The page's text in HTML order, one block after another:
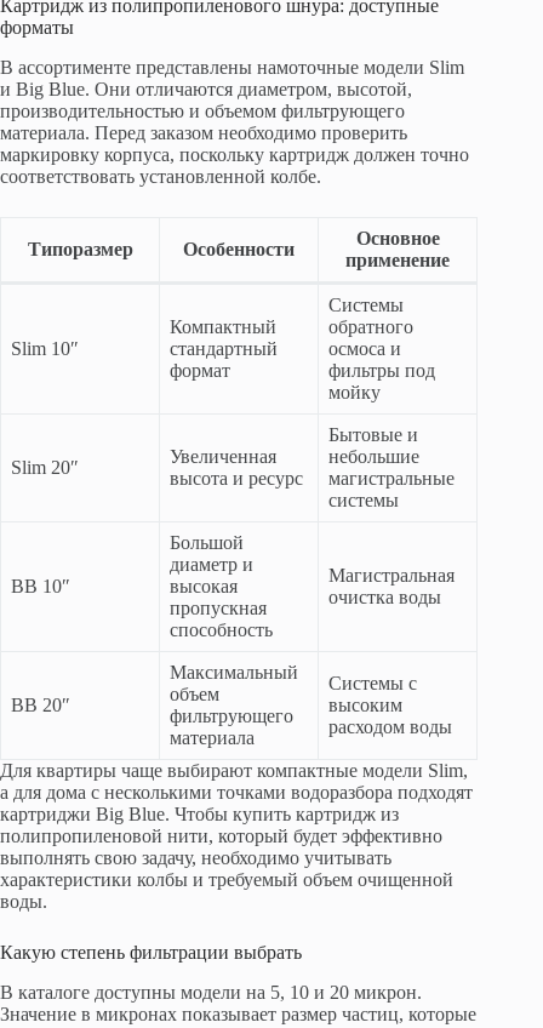
Картридж из полипропиленового шнура: доступные
форматы
В ассортименте представлены намоточные модели Slim
и Big Blue. Они отличаются диаметром, высотой,
производительностью и объемом фильтрующего
материала. Перед заказом необходимо проверить
маркировку корпуса, поскольку картридж должен точно
соответствовать установленной колбе.
Типоразмер Особенности
Основное
применение
Slim 10″
Компактный
стандартный
формат
Системы
обратного
осмоса и
фильтры под
мойку
Slim 20″
Увеличенная
высота и ресурс
Бытовые и
небольшие
магистральные
системы
BB 10″
Большой
диаметр и
высокая
пропускная
способность
Магистральная
очистка воды
BB 20″
Максимальный
объем
фильтрующего
материала
Системы с
высоким
расходом воды
Для квартиры чаще выбирают компактные модели Slim,
а для дома с несколькими точками водоразбора подходят
картриджи Big Blue. Чтобы купить картридж из
полипропиленовой нити, который будет эффективно
выполнять свою задачу, необходимо учитывать
характеристики колбы и требуемый объем очищенной
воды.
Какую степень фильтрации выбрать
В каталоге доступны модели на 5, 10 и 20 микрон.
Значение в микронах показывает размер частиц, которые